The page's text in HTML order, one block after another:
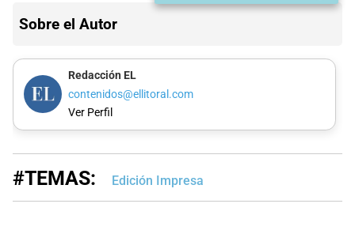
Sobre el Autor
Redacción EL
contenidos@ellitoral.com
Ver Perfil
#TEMAS: Edición Impresa